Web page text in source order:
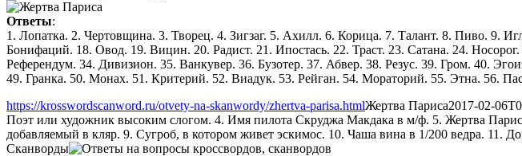
Ответы:
1. Лопатка. 2. Чертовщина. 3. Творец. 4. Зигзаг. 5. Ахилл. 6. Корица. 7. Талант. 8. Пиво. 9.
Бонифаций. 18. Овод. 19. Вицин. 20. Радист. 21. Ипостась. 22. Траст. 23. Сатана. 24.
Референдум. 34. Дивизион. 35. Ванкувер. 36. Бузотер. 37. Абвер. 38. Резус. 39. Гром. 40.
49. Гранка. 50. Монах. 51. Критерий. 52. Виадук. 53. Рейган. 54. Мораторий. 55. Этна. 56.
https://krosswordscanword.ru/otvety-na-skanwordy/zhertva-parisa.htmlЖертва Париса2017-02-
Поэт или художник высоким слогом. 4. Имя пилота Скруджа Макдака в м/ф. 5. Жертва
добавляемый в кляр. 9. Сугроб, в котором живет эскимос. 10. Чаша вина в 1/200 ведра.
Сканворды